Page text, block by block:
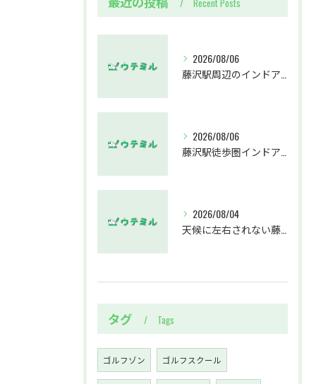
Recent Posts
2026/08/06
2026/08/06
2026/08/04
タグ Tags
ゴルフゾン ゴルフスクール